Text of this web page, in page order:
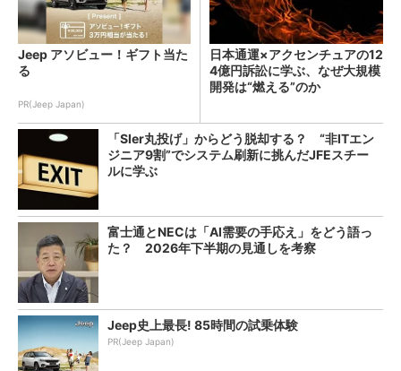
Jeep アソビュー！ギフト当た
る
PR(Jeep Japan)
日本通運×アクセンチュアの12
4億円訴訟に学ぶ、なぜ大規模
開発は“燃える”のか
「SIer丸投げ」からどう脱却する？ “非ITエン
ジニア9割”でシステム刷新に挑んだJFEスチー
ルに学ぶ
富士通とNECは「AI需要の手応え」をどう語っ
た？ 2026年下半期の見通しを考察
Jeep史上最長! 85時間の試乗体験
PR(Jeep Japan)